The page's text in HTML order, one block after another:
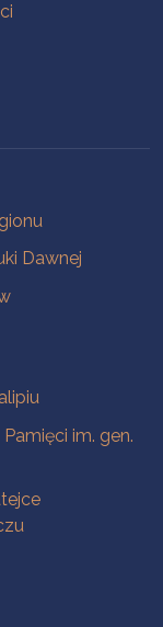
Dawnej
im. gen.